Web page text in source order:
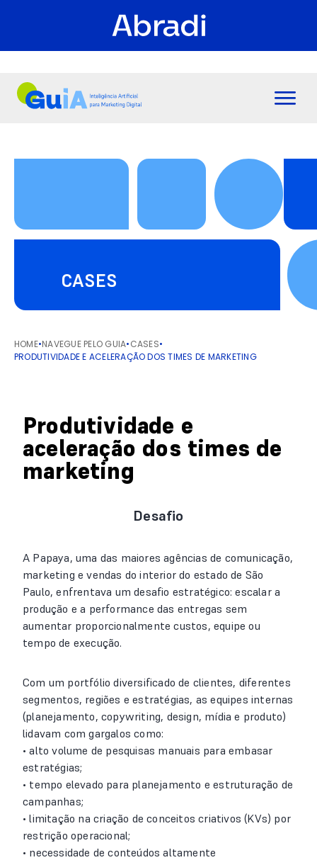
CASES
HOME•NAVEGUE PELO GUIA•CASES•
PRODUTIVIDADE E ACELERAÇÃO DOS TIMES DE MARKETING
Produtividade e
aceleração dos times de
marketing
Desafio
A Papaya, uma das maiores agências de comunicação,
marketing e vendas do interior do estado de São
Paulo, enfrentava um desafio estratégico: escalar a
produção e a performance das entregas sem
aumentar proporcionalmente custos, equipe ou
tempo de execução.
Com um portfólio diversificado de clientes, diferentes
segmentos, regiões e estratégias, as equipes internas
(planejamento, copywriting, design, mídia e produto)
lidavam com gargalos como:
• alto volume de pesquisas manuais para embasar
estratégias;
• tempo elevado para planejamento e estruturação de
campanhas;
• limitação na criação de conceitos criativos (KVs) por
restrição operacional;
• necessidade de conteúdos altamente